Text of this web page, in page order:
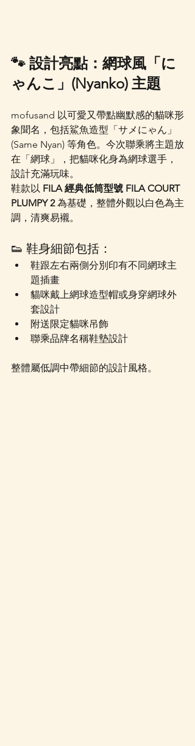
🐾 設計亮點：網球風「に
ゃんこ」(Nyanko) 主題
mofusand 以可愛又帶點幽默感的貓咪形
象聞名，包括鯊魚造型「サメにゃん」
(Same Nyan) 等角色。今次聯乘將主題放
在「網球」，把貓咪化身為網球選手，
設計充滿玩味。
鞋款以 FILA 經典低筒型號 FILA COURT
PLUMPY 2 為基礎，整體外觀以白色為主
調，清爽易襯。
👟 鞋身細節包括：
鞋跟左右兩側分別印有不同網球主
題插畫
貓咪戴上網球造型帽或身穿網球外
套設計
附送限定貓咪吊飾
聯乘品牌名稱鞋墊設計
整體屬低調中帶細節的設計風格。